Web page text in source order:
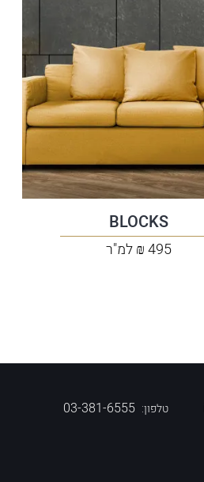
BLOCKS
495 ₪ למ"ר
טלפון: 03-381-6555